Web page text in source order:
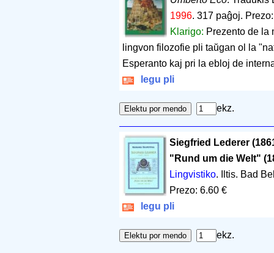
1996. 317 paĝoj.
Klarigo: Prezento de la
lingvon filozofie pli taŭgan ol la
Esperanto kaj pri la ebloj de
legu pli
ekz.
Siegfried Lederer
"Rund um die Welt"
Lingvistiko. Iltis. Bad
Prezo: 6.60 €
legu pli
ekz.